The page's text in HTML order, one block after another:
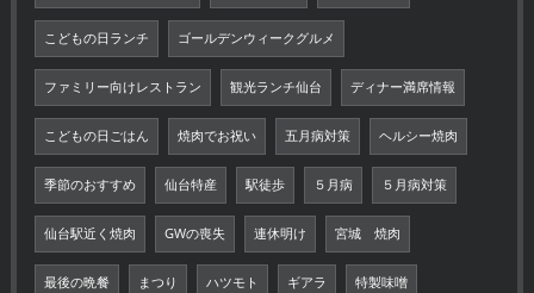
こどもの日ランチ ゴールデンウィークグルメ
ファミリー向けレストラン 観光ランチ仙台 ディナー満席情報
こどもの日ごはん 焼肉でお祝い 五月病対策 ヘルシー焼肉
季節のおすすめ 仙台特産 駅徒歩 ５月病 ５月病対策
仙台駅近く焼肉 GWの喪失 連休明け 宮城 焼肉
最後の晩餐 まつり ハツモト ギアラ 特製味噌